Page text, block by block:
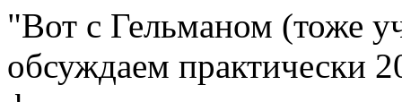
"Вот с Гельманом (тоже
обсуждаем практически